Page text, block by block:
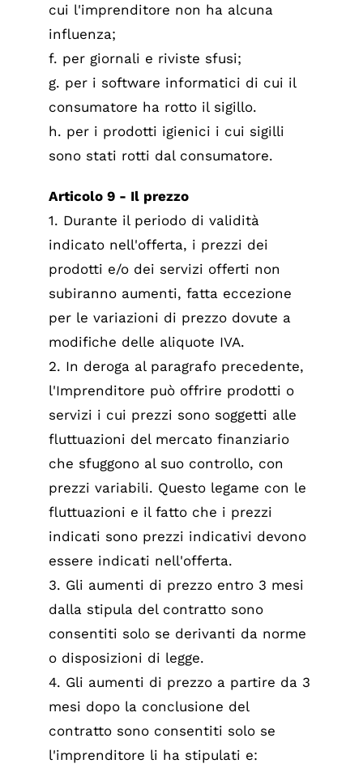
cui l'imprenditore non ha alcuna
influenza;
f. per giornali e riviste sfusi;
g. per i software informatici di cui il
consumatore ha rotto il sigillo.
h. per i prodotti igienici i cui sigilli
sono stati rotti dal consumatore.
Articolo 9 - Il prezzo
1. Durante il periodo di validità
indicato nell'offerta, i prezzi dei
prodotti e/o dei servizi offerti non
subiranno aumenti, fatta eccezione
per le variazioni di prezzo dovute a
modifiche delle aliquote IVA.
2. In deroga al paragrafo precedente,
l'Imprenditore può offrire prodotti o
servizi i cui prezzi sono soggetti alle
fluttuazioni del mercato finanziario
che sfuggono al suo controllo, con
prezzi variabili. Questo legame con le
fluttuazioni e il fatto che i prezzi
indicati sono prezzi indicativi devono
essere indicati nell'offerta.
3. Gli aumenti di prezzo entro 3 mesi
dalla stipula del contratto sono
consentiti solo se derivanti da norme
o disposizioni di legge.
4. Gli aumenti di prezzo a partire da 3
mesi dopo la conclusione del
contratto sono consentiti solo se
l'imprenditore li ha stipulati e: